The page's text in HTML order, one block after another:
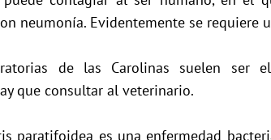
neumonía. Evidentemente se
de las Carolinas suelen ser
que consultar al veterinario.
paratifoidea es una enfermedad